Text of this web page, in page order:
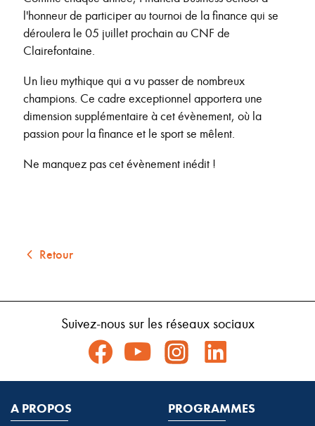
l'honneur de participer au tournoi de la finance qui se
déroulera le 05 juillet prochain au CNF de
Clairefontaine.
Un lieu mythique qui a vu passer de nombreux
champions. Ce cadre exceptionnel apportera une
dimension supplémentaire à cet évènement, où la
passion pour la finance et le sport se mêlent.
Ne manquez pas cet évènement inédit !
Retour
Suivez-nous sur les réseaux sociaux
A PROPOS PROGRAMMES